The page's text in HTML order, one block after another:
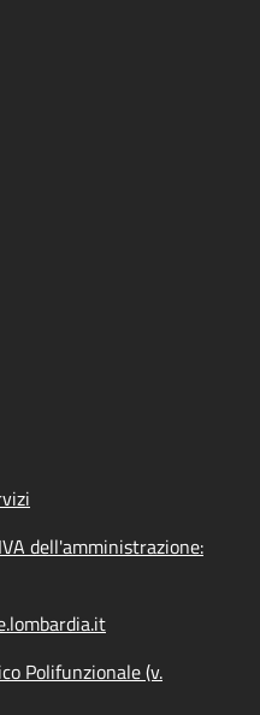
dell'amministrazione:
Polifunzionale (v.